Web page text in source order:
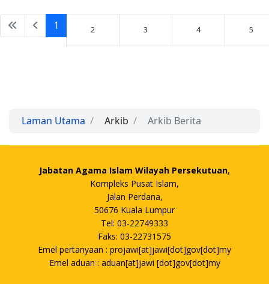
1 2 3 4 5
Laman Utama Arkib Arkib Berita
Jabatan Agama Islam Wilayah Persekutuan,
Kompleks Pusat Islam,
Jalan Perdana,
50676 Kuala Lumpur
Tel: 03-22749333
Faks: 03-22731575
Emel pertanyaan : projawi[at]jawi[dot]gov[dot]my
Emel aduan : aduan[at]jawi [dot]gov[dot]my